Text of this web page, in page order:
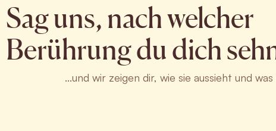
Sag uns, nach welcher
Berührung du dich
...und wir zeigen dir, wie sie aussieht und